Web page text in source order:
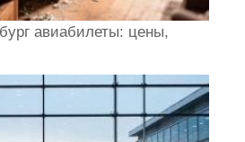
авиабилеты: цены,